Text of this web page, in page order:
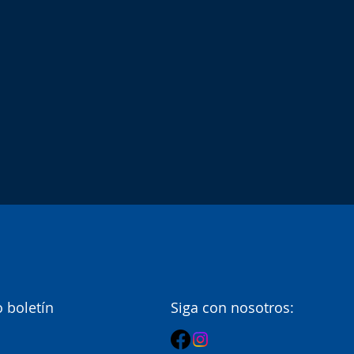
boletín Siga con nosotros: